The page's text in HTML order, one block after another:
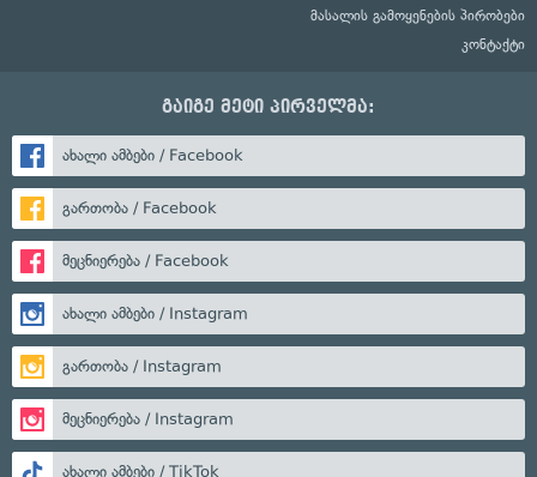
მასალის გამოყენების პირობები
კონტაქტი
გაიგე მეტი პირველმა:
ახალი ამბები / Facebook
გართობა / Facebook
მეცნიერება / Facebook
ახალი ამბები / Instagram
გართობა / Instagram
მეცნიერება / Instagram
ახალი ამბები / TikTok